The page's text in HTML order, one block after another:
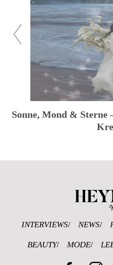
Sonne, Mond & Sterne
zuück
INTERVIEWS NEWS
BEAUTY MODE